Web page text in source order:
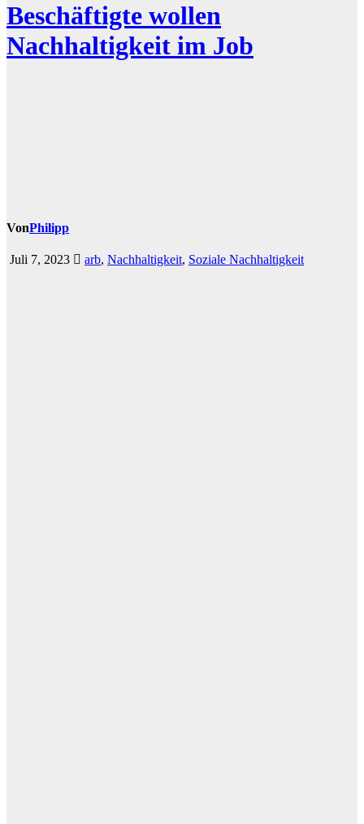
Beschäftigte wollen
Nachhaltigkeit im Job
VonPhilipp
Juli 7, 2023 arb, Nachhaltigkeit, Soziale Nachhaltigkeit